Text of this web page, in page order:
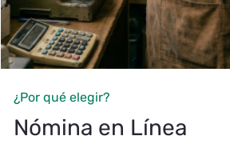
¿Por qué elegir?
Nómina en Línea